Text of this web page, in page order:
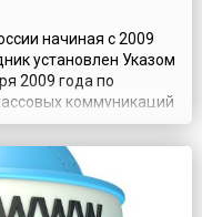
начиная с 2009
установлен Указом
2009 года по
коммуникаций
на 256-й день года —
12 сентября. Число
целых чисел,